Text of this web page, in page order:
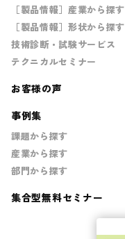
［製品情報］産業から探す
［製品情報］形状から探す
技術診断・試験サービス
テクニカルセミナー
お客様の声
事例集
課題から探す
産業から探す
部門から探す
集合型無料セミナー